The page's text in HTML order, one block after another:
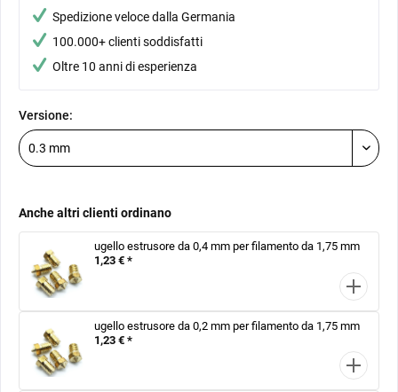
Spedizione veloce dalla Germania
100.000+ clienti soddisfatti
Oltre 10 anni di esperienza
Versione:
Anche altri clienti ordinano
ugello estrusore da 0,4 mm per filamento da 1,75 mm
1,23 € *
ugello estrusore da 0,2 mm per filamento da 1,75 mm
1,23 € *